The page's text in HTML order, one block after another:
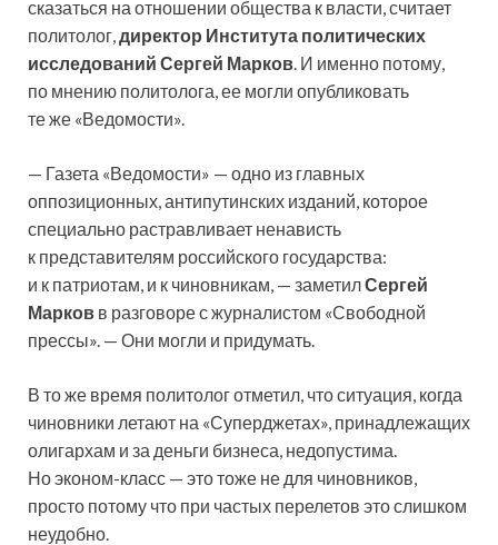
сказаться на отношении общества к власти, считает
политолог, директор Института политических
исследований Сергей Марков . И именно потому,
по мнению политолога, ее могли опубликовать
те же «Ведомости».
— Газета «Ведомости» — одно из главных
оппозиционных, антипутинских изданий, которое
специально растравливает ненависть
к представителям российского государства:
и к патриотам, и к чиновникам, — заметилСергей
Марков в разговоре с журналистом «Свободной
прессы». — Они могли и придумать.
В то же время политолог отметил, что ситуация, когда
чиновники летают на «Суперджетах», принадлежащих
олигархам и за деньги бизнеса, недопустима.
Но эконом-класс — это тоже не для чиновников,
просто потому что при частых перелетов это слишком
неудобно.